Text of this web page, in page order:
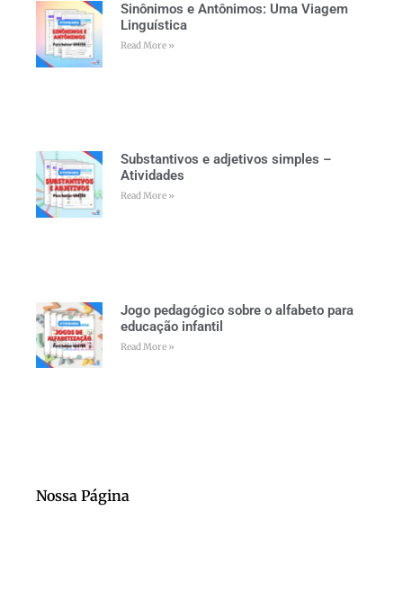
Sinônimos e Antônimos: Uma Viagem
Linguística
Read More »
Substantivos e adjetivos simples –
Atividades
Read More »
Jogo pedagógico sobre o alfabeto para
educação infantil
Read More »
Nossa Página